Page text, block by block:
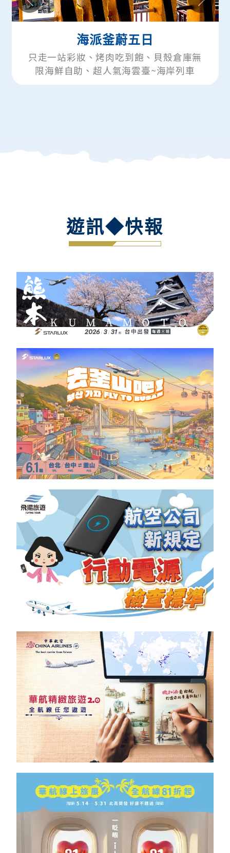
肉吃到飽、貝殼倉庫無
人氣海雲臺~海岸列車
只走一站彩妝、全
服體驗、韓國最大
膠囊、長
遊訊◆快報